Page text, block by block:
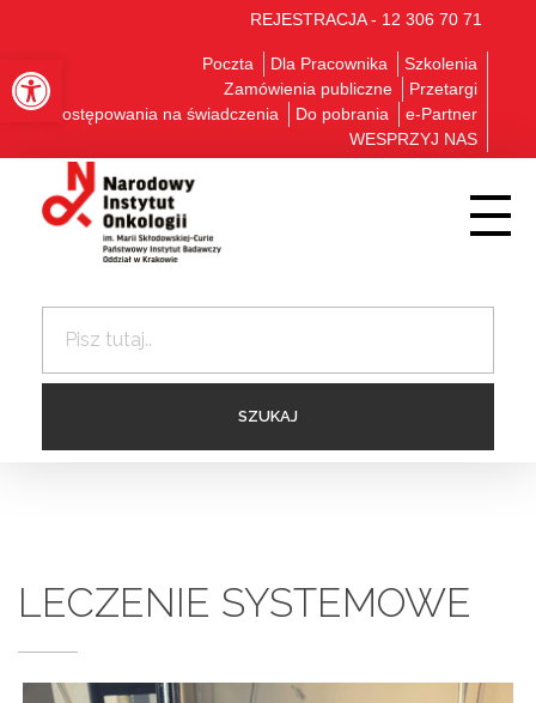
Otwórz pasek narzędzi
REJESTRACJA - 12 306 70 71
Poczta Dla Pracownika
Szkolenia
Zamówienia publiczne
Przetargi
Postępowania na świadczenia
Do pobrania
e-Partner
WESPRZYJ NAS
LECZENIE SYSTEMOWE